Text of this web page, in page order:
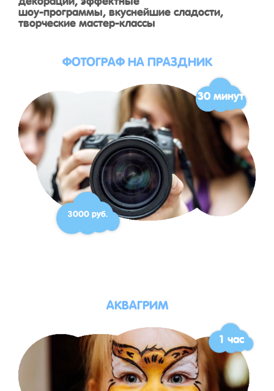
шоу-программы, вкуснейшие сладости,
творческие мастер-классы
ФОТОГРАФ НА ПРАЗДНИК
30 минут
3000 руб.
АКВАГРИМ
1 час